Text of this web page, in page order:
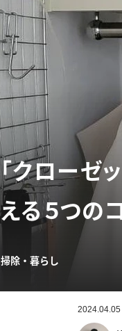
「クローゼ
える５つの
掃除・暮らし
2024.04.05